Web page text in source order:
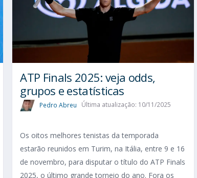
ATP Finals 2025: veja odds,
grupos e estatísticas
Pedro Abreu Última atualização: 10/11/2025
Os oitos melhores tenistas da temporada
estarão reunidos em Turim, na Itália, entre 9 e 16
de novembro, para disputar o título do ATP Finals
2025, o último grande torneio do ano. Fora os